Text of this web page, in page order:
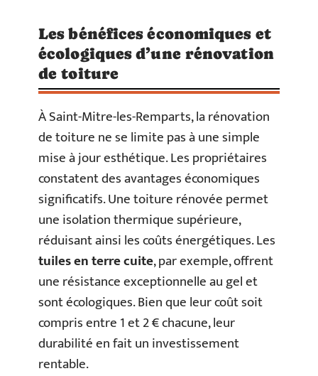
Les bénéfices économiques et
écologiques d’une rénovation
de toiture
À Saint-Mitre-les-Remparts, la rénovation
de toiture ne se limite pas à une simple
mise à jour esthétique. Les propriétaires
constatent des avantages économiques
significatifs. Une toiture rénovée permet
une isolation thermique supérieure,
réduisant ainsi les coûts énergétiques. Les
tuiles en terre cuite, par exemple, offrent
une résistance exceptionnelle au gel et
sont écologiques. Bien que leur coût soit
compris entre 1 et 2 € chacune, leur
durabilité en fait un investissement
rentable.